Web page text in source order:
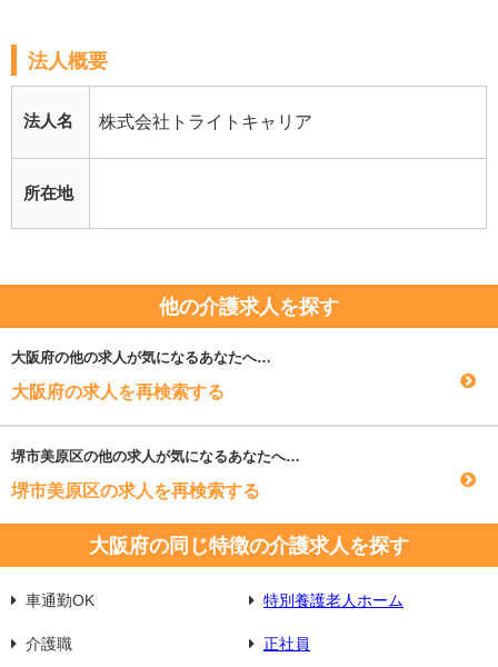
法人概要
法人名 株式会社トライトキャリア
所在地
他の介護求人を探す
大阪府の他の求人が気になるあなたへ…
大阪府の求人を再検索する
堺市美原区の他の求人が気になるあなたへ…
堺市美原区の求人を再検索する
大阪府の同じ特徴の介護求人を探す
車通勤OK 特別養護老人ホーム
介護職 正社員